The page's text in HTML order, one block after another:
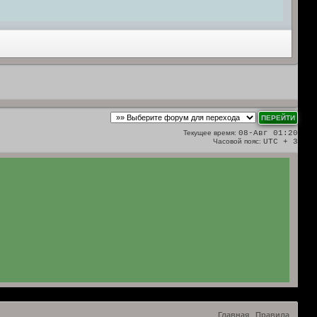
Текущее время: 08-Авг 01:20
Часовой пояс: UTC + 3